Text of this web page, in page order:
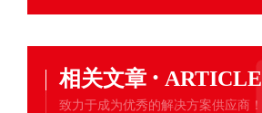
相关文章 ·
致力于成为优秀的解决方案供应商！